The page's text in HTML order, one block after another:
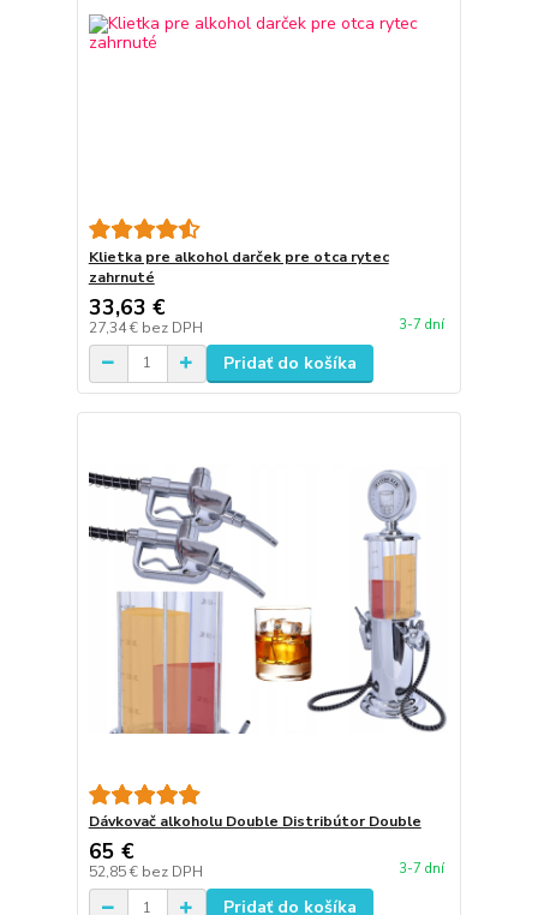
Klietka pre alkohol darček pre otca rytec
zahrnuté
33,63 €
27,34 € bez DPH 3-7 dní
Pridať do košíka
Dávkovač alkoholu Double Distribútor Double
65 €
52,85 € bez DPH 3-7 dní
Pridať do košíka